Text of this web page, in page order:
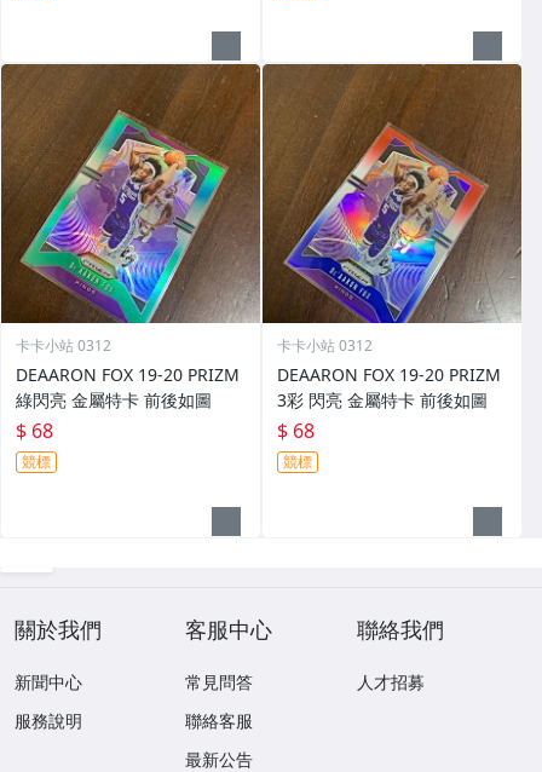
卡卡小站 0312
DEAARON FOX 19-20 PRIZM
綠閃亮 金屬特卡 前後如圖
$ 68
競標
卡卡小站 0312
DEAARON FOX 19-20 PRIZM
3彩 閃亮 金屬特卡 前後如圖
$ 68
競標
關於我們
新聞中心
服務說明
客服中心
常見問答
聯絡客服
最新公告
聯絡我們
人才招募